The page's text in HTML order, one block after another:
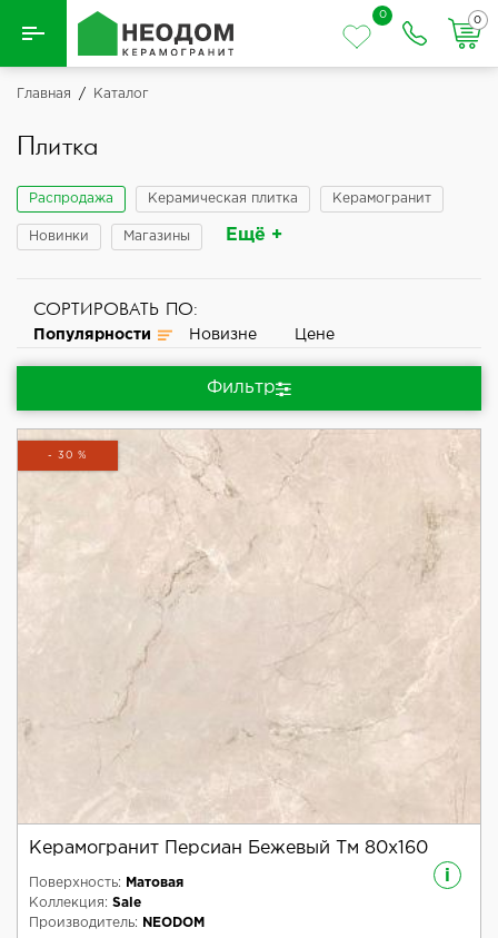
Назад
Вся плитка
Керамическая плитка
Керамогранит
0
0
Главная / Каталог
Плитка
Распродажа Керамическая плитка Керамогранит
Новинки Магазины Ещё +
СОРТИРОВАТЬ ПО:
Популярности Новизне Цене
Фильтр
- 30 %
Керамогранит Персиан Бежевый Тм 80x160
i
Поверхность:
Матовая
Коллекция: Sale
Производитель:
NEODOM